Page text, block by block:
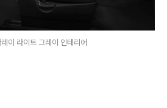
이 라이트 그레이 인테리어